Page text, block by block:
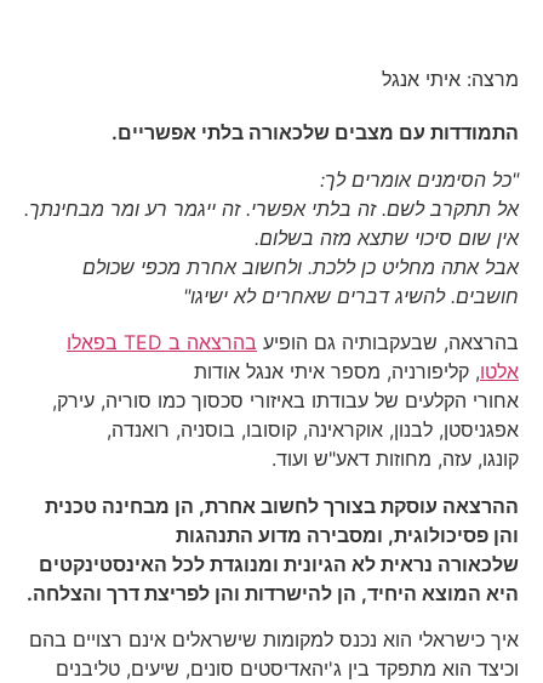
מרצה: איתי אנגל
התמודדות עם מצבים שלכאורה בלתי אפשריים.
"כל הסימנים אומרים לך:
אל תתקרב לשם. זה בלתי אפשרי. זה ייגמר רע ומר מבחינתך.
אין שום סיכוי שתצא מזה בשלום.
אבל אתה מחליט כן ללכת. ולחשוב אחרת מכפי שכולם
חושבים. להשיג דברים שאחרים לא ישיגו"
בהרצאה, שבעקבותיה גם הופיע
בהרצאה ב TED בפאלו
אלטו, קליפורניה, מספר איתי אנגל אודות
אחורי הקלעים של עבודתו באיזורי סכסוך כמו סוריה, עירק,
אפגניסטן, לבנון, אוקראינה, קוסובו, בוסניה, רואנדה,
קונגו, עזה, מחוזות דאע"ש ועוד.
ההרצאה עוסקת בצורך לחשוב אחרת, הן מבחינה טכנית
והן פסיכולוגית, ומסבירה מדוע התנהגות
שלכאורה נראית לא הגיונית ומנוגדת לכל האינסטינקטים
היא המוצא היחיד, הן להישרדות והן לפריצת דרך והצלחה.
איך כישראלי הוא נכנס למקומות שישראלים אינם רצויים בהם
וכיצד הוא מתפקד בין ג'יהאדיסטים סונים, שיעים, טליבנים